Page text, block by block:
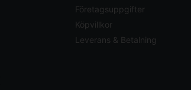
Företagsuppgifter
Köpvillkor
Leverans & Betalning